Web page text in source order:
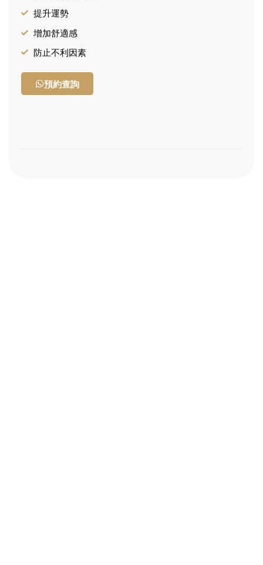
提升運勢
增加舒適感
防止不利因素
預約查詢